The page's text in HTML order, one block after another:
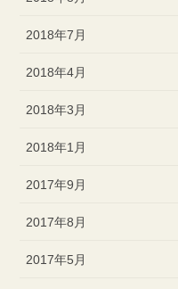
2018年7月
2018年4月
2018年3月
2018年1月
2017年9月
2017年8月
2017年5月